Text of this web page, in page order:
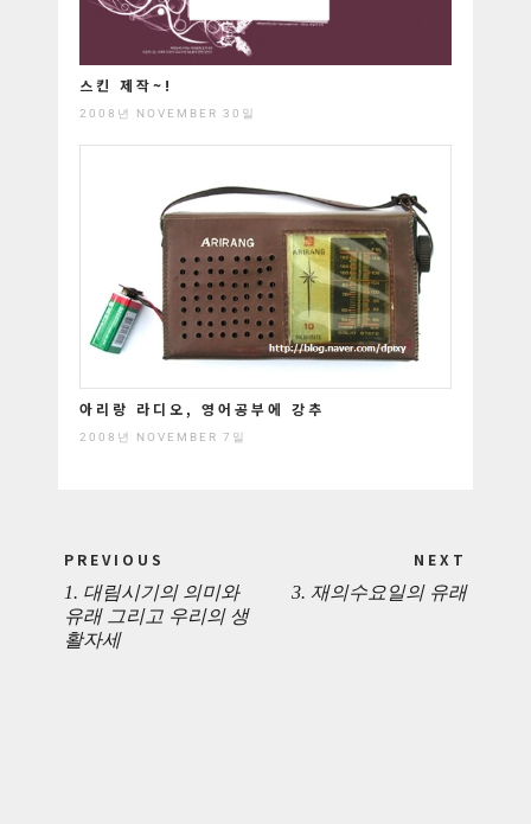
스킨 제작~!
2008년 NOVEMBER 30일
아리랑 라디오, 영어공부에 강추
2008년 NOVEMBER 7일
navigation
PREVIOUS
PREVIOUS
POST:
1. 대림시기의 의미와
유래 그리고 우리의 생
활자세
NEXT
3. 재의수요일의 유래